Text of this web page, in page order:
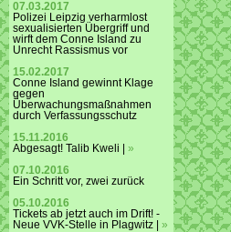
07.03.2017
Polizei Leipzig verharmlost
sexualisierten Übergriff und
wirft dem Conne Island zu
Unrecht Rassismus vor
15.02.2017
Conne Island gewinnt Klage
gegen
Überwachungsmaßnahmen
durch Verfassungsschutz
15.11.2016
Abgesagt! Talib Kweli | »
07.10.2016
Ein Schritt vor, zwei zurück
05.10.2016
Tickets ab jetzt auch im Drift! -
Neue VVK-Stelle in Plagwitz | »